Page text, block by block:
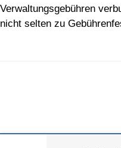
Verwaltungsgebühren
nicht selten zu